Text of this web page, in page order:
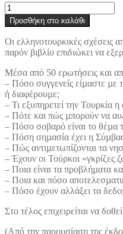
Ελλάδα
και
Τουρκία
-
50
ερωτήματα
και
απαντήσεις
ποσότητα
Προσθήκη στο καλάθι
Οι ελληνοτουρκικές σχέσεις
παρόν βιβλίο επιδιώκει να
Μέσα από 50 ερωτήσεις και
– Πόσο συγγενείς είµαστε µε
ή διαφέρουµε;
– Τι εξυπηρετεί την Τουρκία
– Πότε και πώς µπορούν να
– Πόσο σοβαρό είναι το θέµα
– Πόση σηµασία έχει η
– Πώς αντιµετωπίζονται τα
– Έχουν οι Τούρκοι «γκρίζες
– Ποια είναι τα προβλήµατα
– Ποια και πόσο
– Πόσο έχουν αλλάξει τα
Στο τέλος επιχειρείται να
(Από την παρουσίαση της